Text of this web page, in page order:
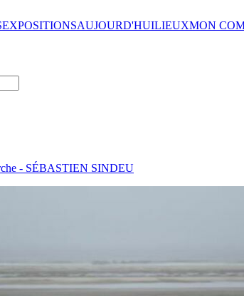
EXPOSITIONSAUJOURD'HUILIEUXMON
- SÉBASTIEN SINDEU